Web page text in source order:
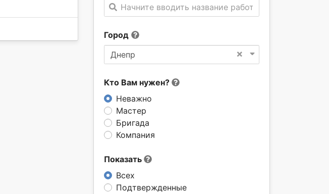
Начните вводить название работы
Город
×
Днепр
Кто Вам нужен?
Неважно
Мастер
Бригада
Компания
Показать
Всех
Подтвержденные